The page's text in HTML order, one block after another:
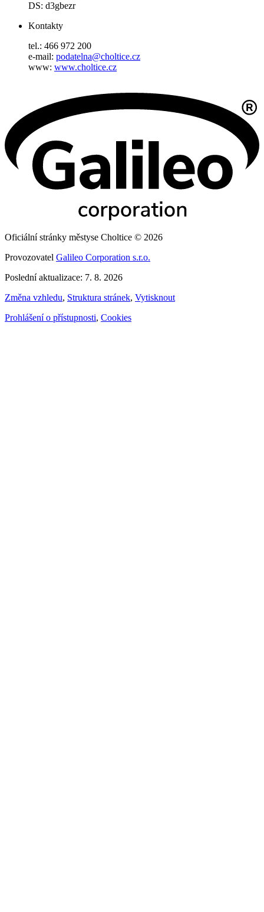
DS: d3gbezr
Kontakty
tel.: 466 972 200
e-mail: podatelna@choltice.cz
www: www.choltice.cz
Oficiální stránky městyse Choltice © 2026
Provozovatel Galileo Corporation s.r.o.
Poslední aktualizace: 7. 8. 2026
Změna vzhledu, Struktura stránek, Vytisknout
Prohlášení o přístupnosti, Cookies